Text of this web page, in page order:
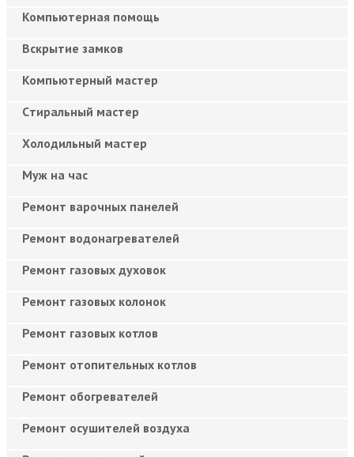
Компьютерная помощь
Вскрытие замков
Компьютерный мастер
Cтиральный мастер
Холодильный мастер
Муж на час
Ремонт варочных панелей
Ремонт водонагревателей
Ремонт газовых духовок
Ремонт газовых колонок
Ремонт газовых котлов
Ремонт отопительных котлов
Ремонт обогревателей
Ремонт осушителей воздуха